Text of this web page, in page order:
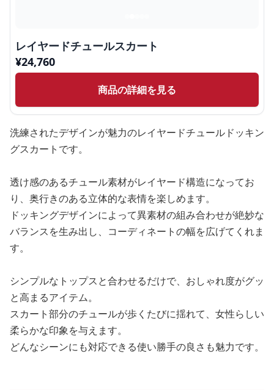
レイヤードチュールスカート
¥24,760
商品の詳細を見る
洗練されたデザインが魅力のレイヤードチュールドッキン
グスカートです。
透け感のあるチュール素材がレイヤード構造になってお
り、奥行きのある立体的な表情を楽しめます。
ドッキングデザインによって異素材の組み合わせが絶妙な
バランスを生み出し、コーディネートの幅を広げてくれま
す。
シンプルなトップスと合わせるだけで、おしゃれ度がグッ
と高まるアイテム。
スカート部分のチュールが歩くたびに揺れて、女性らしい
柔らかな印象を与えます。
どんなシーンにも対応できる使い勝手の良さも魅力です。